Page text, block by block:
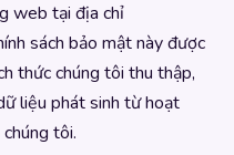
web tại địa chỉ
sách bảo mật này được
thức chúng tôi thu thập,
liệu phát sinh từ hoạt
tôi.